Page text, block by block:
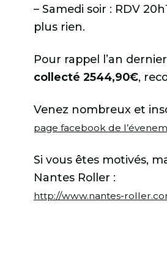
– Samedi soir : RDV
plus rien.
Pour rappel l’an
collecté 2544,90€,
Venez nombreux et
page facebook de
Si vous êtes motivés,
Nantes Roller :
http://www.nantes-